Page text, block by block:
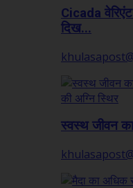
Cicada
दिख...
स्वस्थ जीवन